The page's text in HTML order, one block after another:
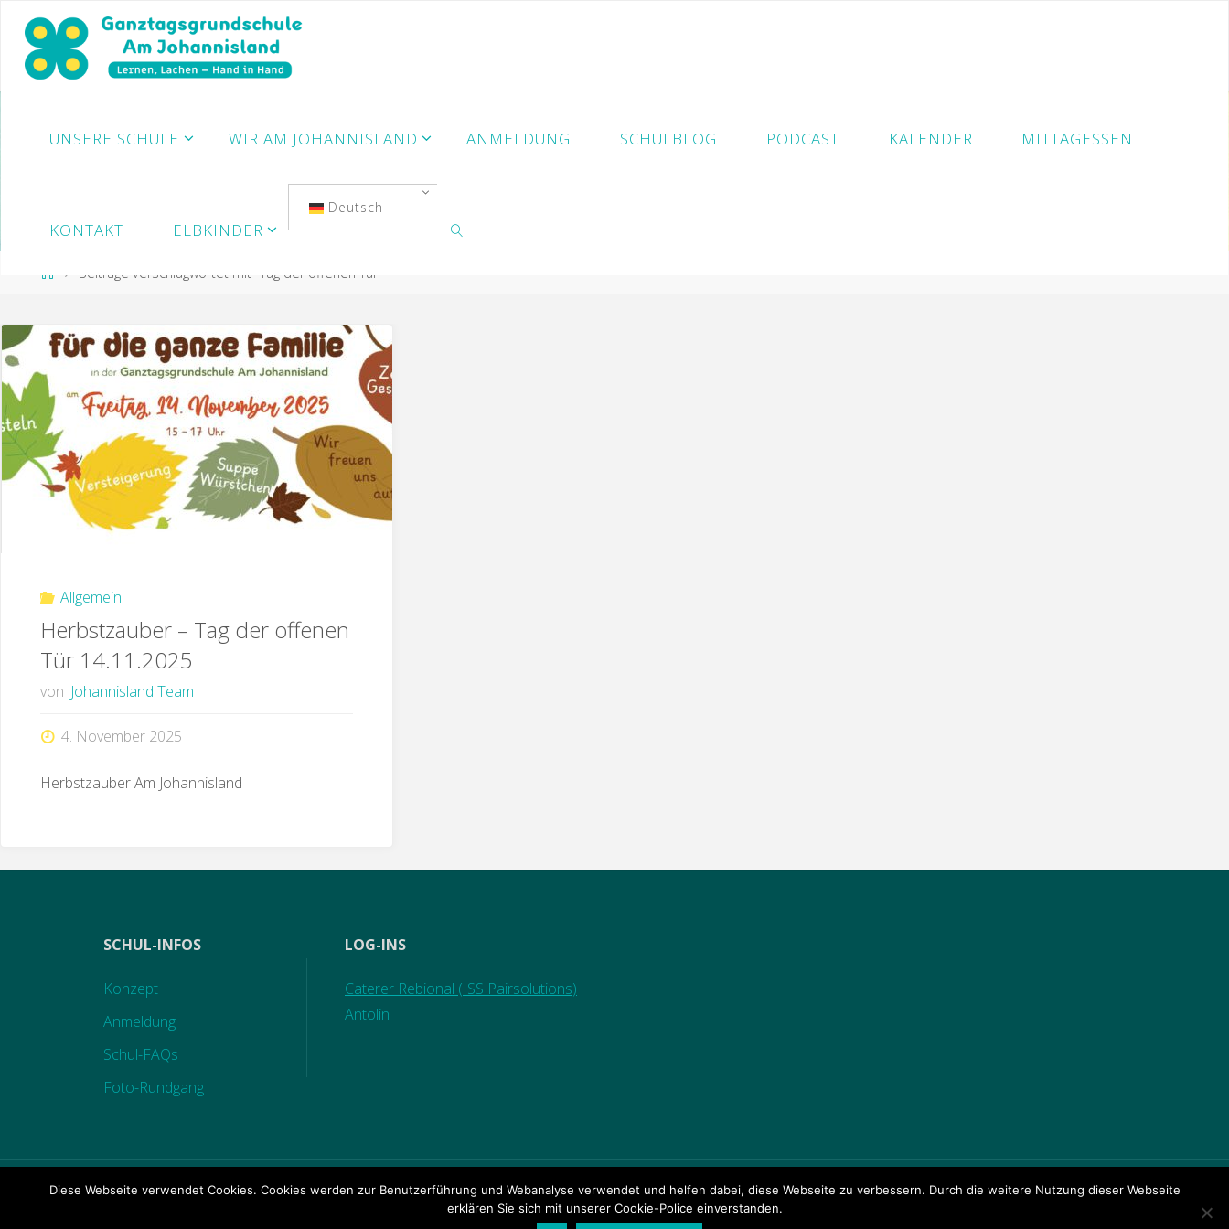
Inhalt
springen
UNSERE SCHULE WIR AM JOHANNISLAND ANMELDUNG SCHULBLOG PODCAST KALENDER MITTAGESSEN
KONTAKT ELBKINDER
Deutsch
StartBeiträge verschlagwortet mit "Tag der offenen Tür"
Allgemein
Herbstzauber – Tag der offenen
Tür 14.11.2025
von Johannisland Team
4. November 2025
Herbstzauber Am Johannisland
SCHUL-INFOS
Konzept
Anmeldung
Schul-FAQs
Foto-Rundgang
LOG-INS
Caterer Rebional (ISS Pairsolutions)
Antolin
BILDRECHTE | DOWNLOADBEREICH © 2018 Ganztagsgrundschule Am Johannisland Fluida&
Diese Webseite verwendet Cookies. Cookies werden zur Benutzerführung und Webanalyse verwendet und helfen dabei, diese Webseite zu verbessern. Durch die weitere Nutzung dieser Webseite
erklären Sie sich mit unserer Cookie-Police einverstanden.